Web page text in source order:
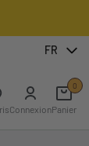
FR
ConnexionPanier
0